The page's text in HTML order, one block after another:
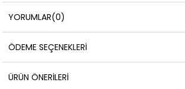
YORUMLAR(0)
ÖDEME SEÇENEKLERI
ÜRÜN ÖNERILERI